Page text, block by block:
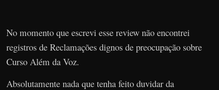
No momento que escrevi esse review não encontrei
registros de Reclamações dignos de preocupação sobre
Curso Além da Voz.
Absolutamente nada que tenha feito duvidar da